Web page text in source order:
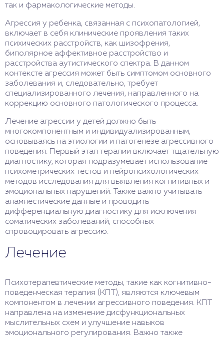
так и фармакологические методы.
Агрессия у ребенка, связанная с психопатологией,
включает в себя клинические проявления таких
психических расстройств, как шизофрения,
биполярное аффективное расстройство и
расстройства аутистического спектра. В данном
контексте агрессия может быть симптомом основного
заболевания и, следовательно, требует
специализированного лечения, направленного на
коррекцию основного патологического процесса.
Лечение агрессии у детей должно быть
многокомпонентным и индивидуализированным,
основываясь на этиологии и патогенезе агрессивного
поведения. Первый этап терапии включает тщательную
диагностику, которая подразумевает использование
психометрических тестов и нейропсихологических
методов исследования для выявления когнитивных и
эмоциональных нарушений. Также важно учитывать
анамнестические данные и проводить
дифференциальную диагностику для исключения
соматических заболеваний, способных
спровоцировать агрессию.
Лечение
Психотерапевтические методы, такие как когнитивно-
поведенческая терапия (КПТ), являются ключевым
компонентом в лечении агрессивного поведения. КПТ
направлена на изменение дисфункциональных
мыслительных схем и улучшение навыков
эмоционального регулирования. Важно также